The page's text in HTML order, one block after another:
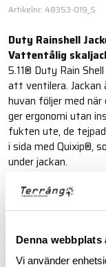
Denna webbplats
Vi använder
Artikelnr: 48353-019_S
Duty Rainshell
Vattentålig
5.11® Duty Rain
att ventilera.
huvan följer med
ger ergonomi utan
fukten ute, de
i sida med Quixip®,
under jackan.
Läs mer
FINNS I FÖLJANDE